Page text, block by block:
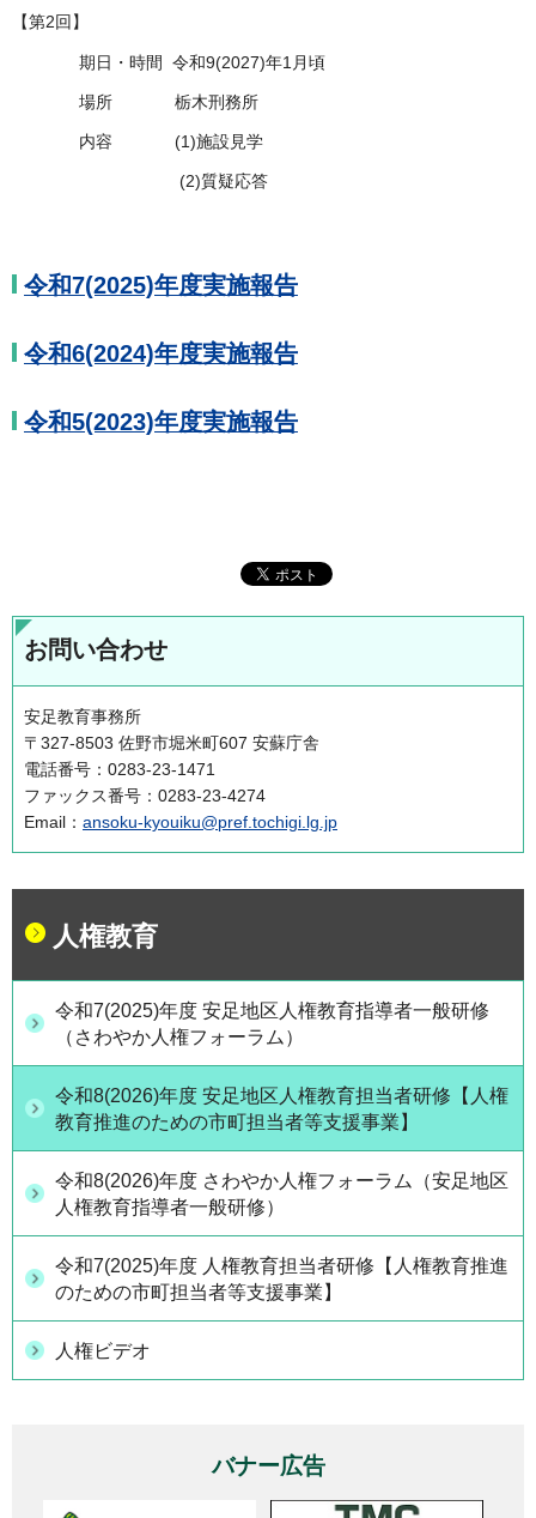
【第2回】
期日・時間 令和9(2027)年1月頃
場所 栃木刑務所
内容 (1)施設見学
(2)質疑応答
令和7(2025)年度実施報告
令和6(2024)年度実施報告
令和5(2023)年度実施報告
お問い合わせ
安足教育事務所
〒327-8503 佐野市堀米町607 安蘇庁舎
電話番号：0283-23-1471
ファックス番号：0283-23-4274
Email： ansoku-kyouiku@pref.tochigi.lg.jp
人権教育
令和7(2025)年度 安足地区人権教育指導者一般研修
（さわやか人権フォーラム）
令和8(2026)年度 安足地区人権教育担当者研修【人権
教育推進のための市町担当者等支援事業】
令和8(2026)年度 さわやか人権フォーラム（安足地区
人権教育指導者一般研修）
令和7(2025)年度 人権教育担当者研修【人権教育推進
のための市町担当者等支援事業】
人権ビデオ
バナー広告